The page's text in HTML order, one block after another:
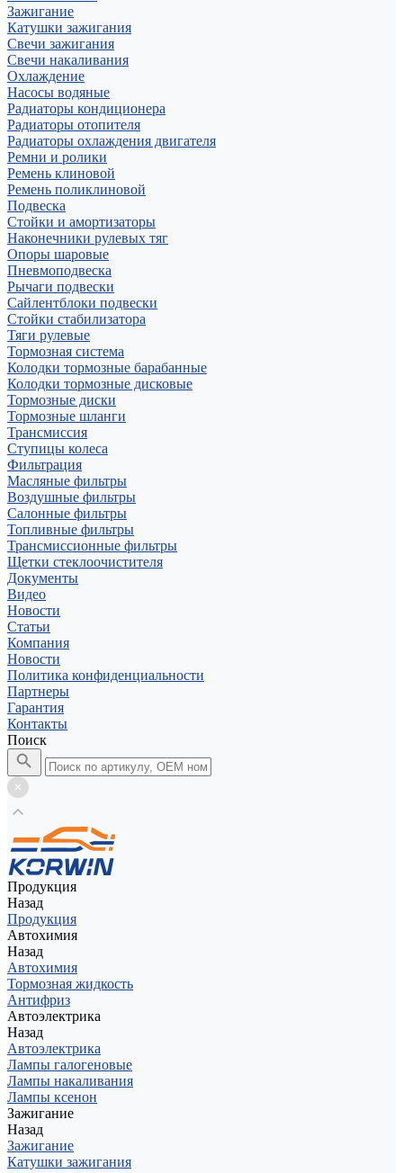
Зажигание
Катушки зажигания
Свечи зажигания
Свечи накаливания
Охлаждение
Насосы водяные
Радиаторы кондиционера
Радиаторы отопителя
Радиаторы охлаждения двигателя
Ремни и ролики
Ремень клиновой
Ремень поликлиновой
Подвеска
Стойки и амортизаторы
Наконечники рулевых тяг
Опоры шаровые
Пневмоподвеска
Рычаги подвески
Сайлентблоки подвески
Стойки стабилизатора
Тяги рулевые
Тормозная система
Колодки тормозные барабанные
Колодки тормозные дисковые
Тормозные диски
Тормозные шланги
Трансмиссия
Ступицы колеса
Фильтрация
Масляные фильтры
Воздушные фильтры
Салонные фильтры
Топливные фильтры
Трансмиссионные фильтры
Щетки стеклоочистителя
Документы
Видео
Новости
Статьи
Компания
Новости
Политика конфиденциальности
Партнеры
Гарантия
Контакты
Поиск
Продукция
Назад
Продукция
Автохимия
Назад
Автохимия
Тормозная жидкость
Антифриз
Автоэлектрика
Назад
Автоэлектрика
Лампы галогеновые
Лампы накаливания
Лампы ксенон
Зажигание
Назад
Зажигание
Катушки зажигания